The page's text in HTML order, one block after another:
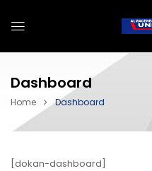
Dashboard
Home Dashboard
[dokan-dashboard]